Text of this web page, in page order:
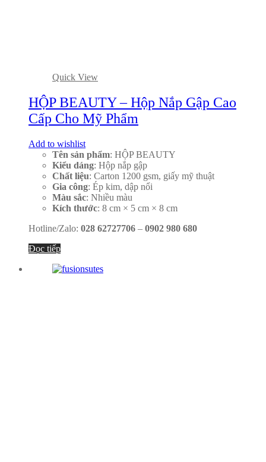
Quick View
HỘP BEAUTY – Hộp Nắp Gập Cao
Cấp Cho Mỹ Phẩm
Add to wishlist
Tên sản phẩm: HỘP BEAUTY
Kiểu dáng: Hộp nắp gập
Chất liệu: Carton 1200 gsm, giấy mỹ thuật
Gia công: Ép kim, dập nổi
Màu sắc: Nhiều màu
Kích thước: 8 cm × 5 cm × 8 cm
Hotline/Zalo: 028 62727706 – 0902 980 680
Đọc tiếp